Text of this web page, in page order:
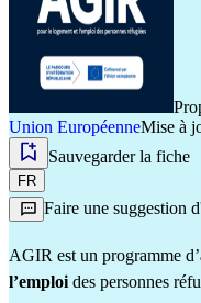
Union EuropéenneMise à
Sauvegarder la fiche
FR
Faire une suggestion
AGIR est un programme d’
l’emploides personnes